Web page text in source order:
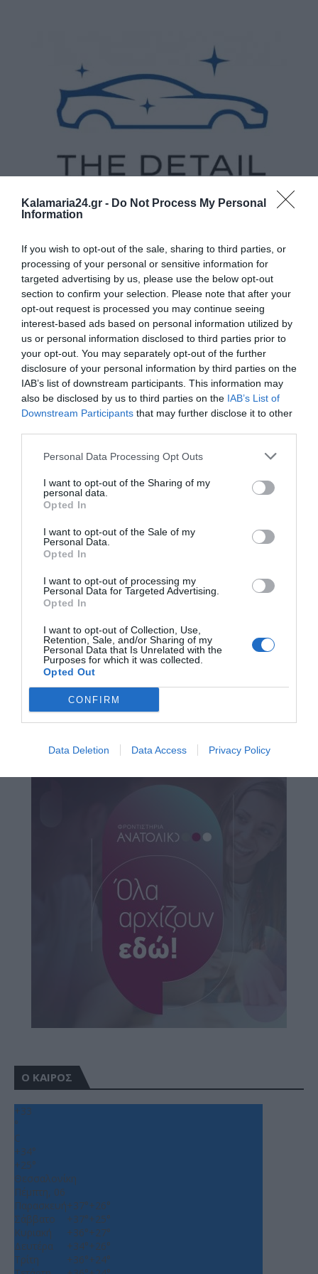
Kalamaria24.gr - Do Not Process My Personal
Information
If you wish to opt-out of the sale, sharing to third parties, or
processing of your personal or sensitive information for
targeted advertising by us, please use the below opt-out
section to confirm your selection. Please note that after your
opt-out request is processed you may continue seeing
interest-based ads based on personal information utilized by
us or personal information disclosed to third parties prior to
your opt-out. You may separately opt-out of the further
disclosure of your personal information by third parties on the
IAB’s list of downstream participants. This information may
also be disclosed by us to third parties on the IAB’s List of
Downstream Participants that may further disclose it to other
Personal Data Processing Opt Outs
I want to opt-out of the Sharing of my
personal data.
Opted In
I want to opt-out of the Sale of my
Personal Data.
Opted In
I want to opt-out of processing my
Personal Data for Targeted Advertising.
Opted In
I want to opt-out of Collection, Use,
Retention, Sale, and/or Sharing of my
Personal Data that Is Unrelated with the
Purposes for which it was collected.
Opted Out
CONFIRM
Data Deletion Data Access Privacy Policy
Ο ΚΑΙΡΟΣ
+33
°
C
+34°
+25°
Θεσσαλονίκη
Πέμπτη, 06
Παρασκευή+37°+26°
Σάββατο
+37°+25°
Κυριακή
+36°+27°
Δευτέρα
+34°+26°
Τρίτη
+36°+24°